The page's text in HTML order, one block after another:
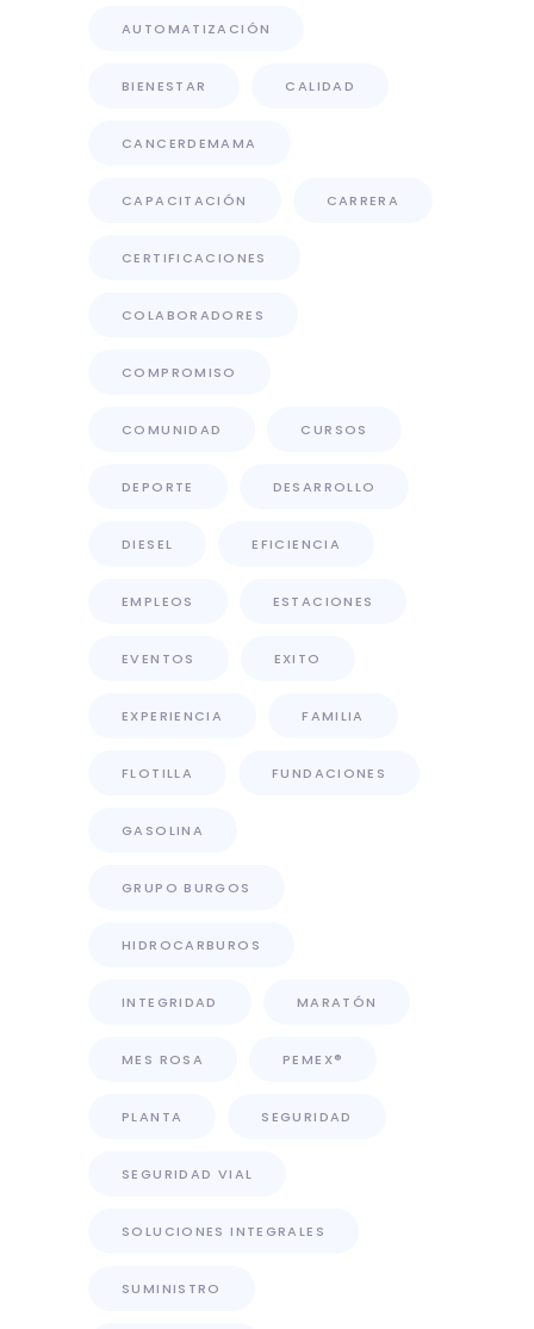
AUTOMATIZACIÓN
BIENESTAR CALIDAD
CANCERDEMAMA
CAPACITACIÓN CARRERA
CERTIFICACIONES
COLABORADORES
COMPROMISO
COMUNIDAD CURSOS
DEPORTE DESARROLLO
DIESEL EFICIENCIA
EMPLEOS ESTACIONES
EVENTOS EXITO
EXPERIENCIA FAMILIA
FLOTILLA FUNDACIONES
GASOLINA
GRUPO BURGOS
HIDROCARBUROS
INTEGRIDAD MARATÓN
MES ROSA PEMEX®
PLANTA SEGURIDAD
SEGURIDAD VIAL
SOLUCIONES INTEGRALES
SUMINISTRO